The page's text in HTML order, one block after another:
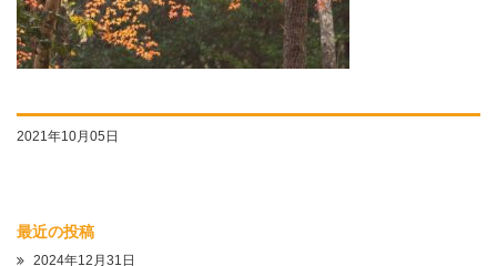
2021年10月05日
最近の投稿
2024年12月31日